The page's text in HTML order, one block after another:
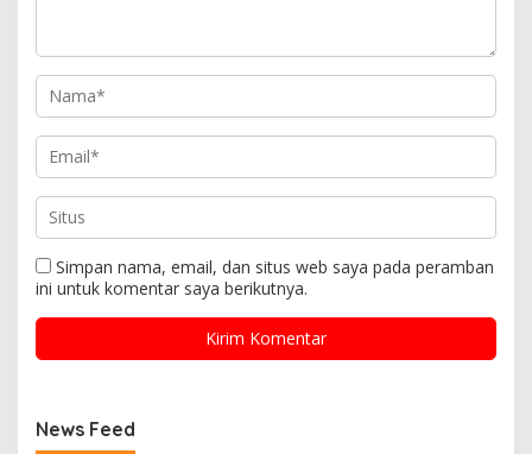
Simpan nama, email, dan situs web saya pada peramban
ini untuk komentar saya berikutnya.
News Feed